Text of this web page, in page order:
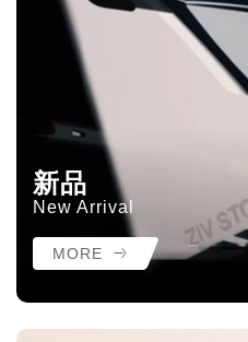
新品
New Arrival
MORE